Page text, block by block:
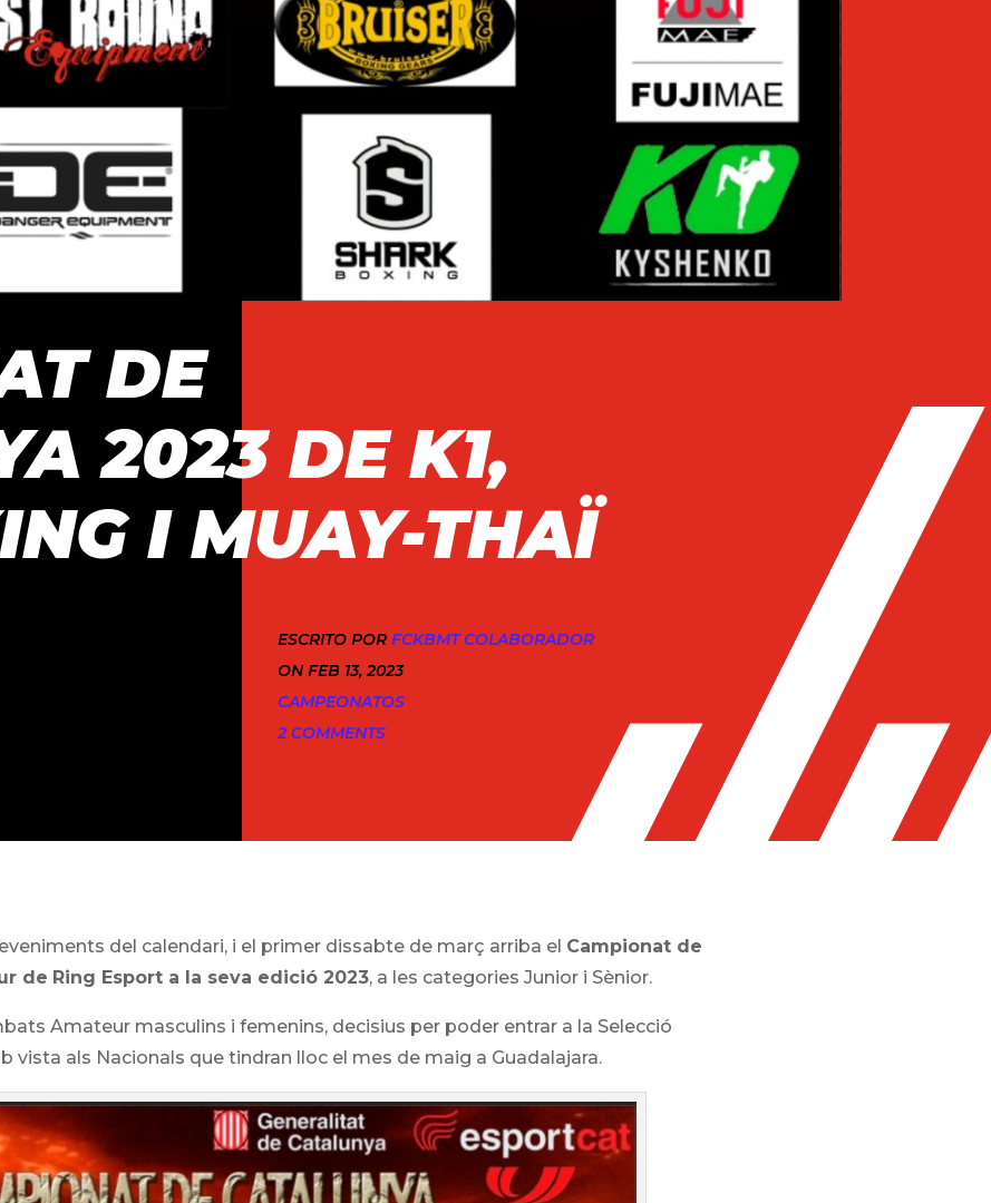
DE
2023 DE K1,
I MUAY-THAÏ
ESCRITO PORFCKBMT COLABORADOR
ON FEB 13, 2023
CAMPEONATOS
2 COMMENTS
del calendari, i el primer dissabte de març arriba el Campionat de
de Ring Esport a la seva edició 2023, a les categories Junior i Sènior.
Amateur masculins i femenins, decisius per poder entrar a la Selecció
vista als Nacionals que tindran lloc el mes de maig a Guadalajara.